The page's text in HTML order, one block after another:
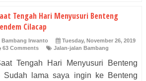
Tengah Hari Menyusuri Benteng
Cilacap
Bambang Irwanto
Tuesday, November 26, 2019
63 Comments
Jalan-jalan Bambang
Tengah Hari Menyusuri Benteng
Sudah lama saya ingin ke Benteng